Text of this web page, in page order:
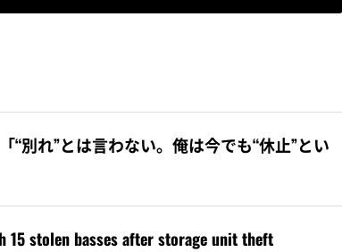
別れ”とは言わない。俺は今でも“休止”とい
15 stolen basses after storage unit theft